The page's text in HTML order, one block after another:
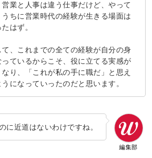
営業と人事は違う仕事だけど、やって
うちに営業時代の経験が生きる場面は
はず。
て、これまでの全ての経験が自分の身
っているからこそ、役に立てる実感が
なり、「これが私の手に職だ」と思え
うになっていったのだと思います。
編集部
に近道はないわけですね。